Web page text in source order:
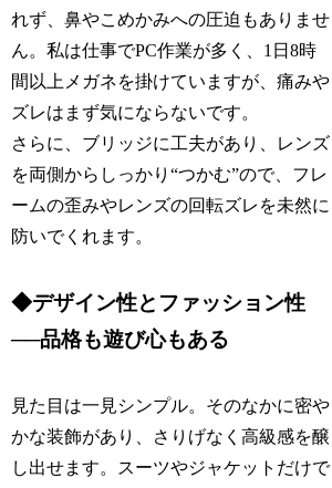
れず、鼻やこめかみへの圧迫もありませ
ん。私は仕事でPC作業が多く、1日8時
間以上メガネを掛けていますが、痛みや
ズレはまず気にならないです。
さらに、ブリッジに工夫があり、レンズ
を両側からしっかり“つかむ”ので、フレ
ームの歪みやレンズの回転ズレを未然に
防いでくれます。
◆デザイン性とファッション性
──品格も遊び心もある
見た目は一見シンプル。そのなかに密や
かな装飾があり、さりげなく高級感を醸
し出せます。スーツやジャケットだけで